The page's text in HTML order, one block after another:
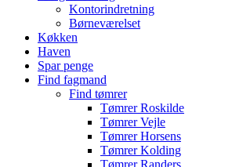
Kontorindretning
Børneværelset
Køkken
Haven
Spar penge
Find fagmand
Find tømrer
Tømrer Roskilde
Tømrer Vejle
Tømrer Horsens
Tømrer Kolding
Tømrer Randers